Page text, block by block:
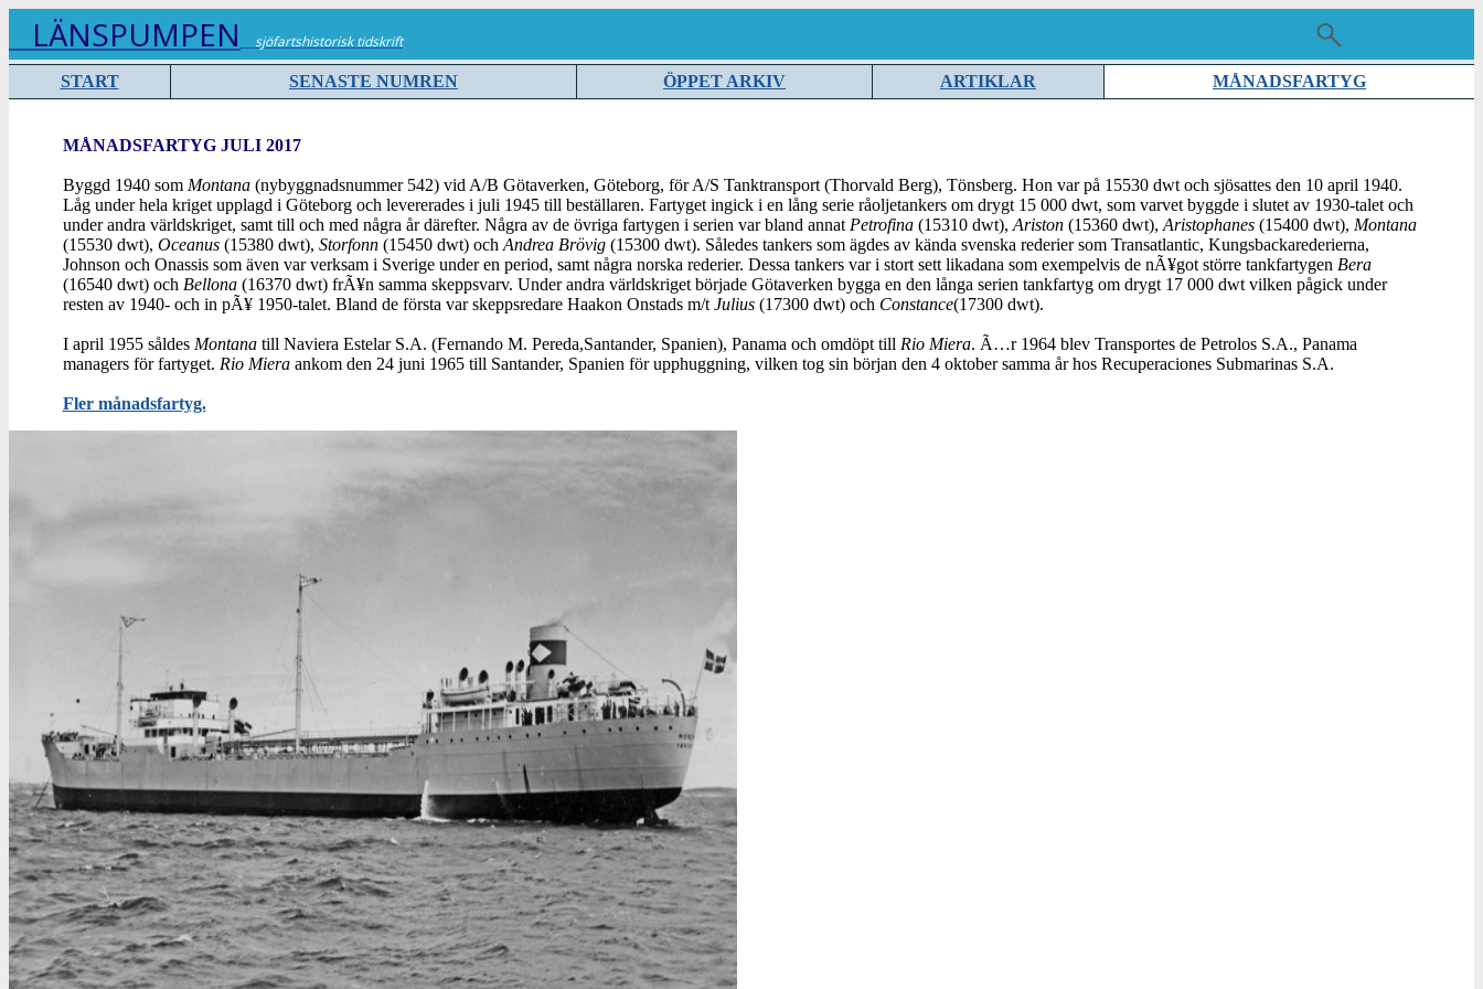
LÄNSPUMPEN sjöfartshistorisk tidskrift
START SENASTE NUMREN ÖPPET ARKIV ARTIKLAR MÅNADSFARTYG
MÅNADSFARTYG JULI 2017
Byggd 1940 som Montana(nybyggnadsnummer 542) vid A/B Götaverken, Göteborg, för A/S Tanktransport (Thorvald Berg), Tönsberg. Hon var på 15530 dwt och sjösattes den 10 april 1940.
Låg under hela kriget upplagd i Göteborg och levererades i juli 1945 till beställaren. Fartyget ingick i en lång serie råoljetankers om drygt 15 000 dwt, som varvet byggde i slutet av 1930-talet och
under andra världskriget, samt till och med några år därefter. Några av de övriga fartygen i serien var bland annat Petrofina(15310 dwt), Ariston(15360 dwt), Aristophanes(15400 dwt), Montana
(15530 dwt), Oceanus (15380 dwt), Storfonn (15450 dwt) och Andrea Brövig(15300 dwt). Således tankers som ägdes av kända svenska rederier som Transatlantic, Kungsbackarederierna,
Johnson och Onassis som även var verksam i Sverige under en period, samt några norska rederier. Dessa tankers var i stort sett likadana som exempelvis de nÃ¥got större tankfartygen Bera
(16540 dwt) och Bellona(16370 dwt) frÃ¥n samma skeppsvarv. Under andra världskriget började Götaverken bygga en den långa serien tankfartyg om drygt 17 000 dwt vilken pågick under
resten av 1940- och in pÃ¥ 1950-talet. Bland de första var skeppsredare Haakon Onstads m/t Julius(17300 dwt) och Constance(17300 dwt).
I april 1955 såldes Montanatill Naviera Estelar S.A. (Fernando M. Pereda,Santander, Spanien), Panama och omdöpt till Rio Miera. Ã…r 1964 blev Transportes de Petrolos S.A., Panama
managers för fartyget. Rio Mieraankom den 24 juni 1965 till Santander, Spanien för upphuggning, vilken tog sin början den 4 oktober samma år hos Recuperaciones Submarinas S.A.
Fler månadsfartyg.